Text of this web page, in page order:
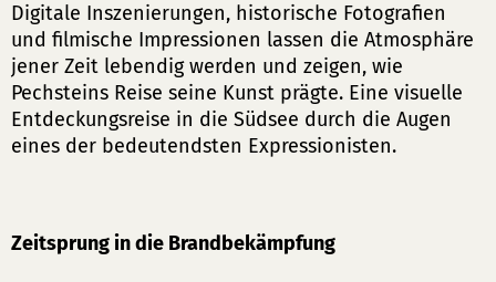
Digitale Inszenierungen, historische Fotografien
und filmische Impressionen lassen die Atmosphäre
jener Zeit lebendig werden und zeigen, wie
Pechsteins Reise seine Kunst prägte. Eine visuelle
Entdeckungsreise in die Südsee durch die Augen
eines der bedeutendsten Expressionisten.
Zeitsprung in die Brandbekämpfung